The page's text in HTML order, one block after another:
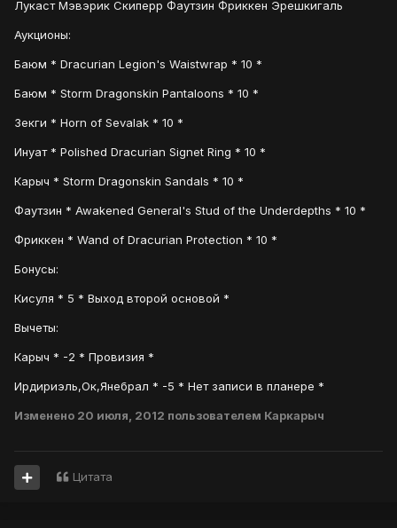
Лукаст Мэвэрик Скиперр Фаутзин Фриккен Эрешкигаль
Аукционы:
Баюм * Dracurian Legion's Waistwrap * 10 *
Баюм * Storm Dragonskin Pantaloons * 10 *
Зекги * Horn of Sevalak * 10 *
Инуат * Polished Dracurian Signet Ring * 10 *
Карыч * Storm Dragonskin Sandals * 10 *
Фаутзин * Awakened General's Stud of the Underdepths * 10 *
Фриккен * Wand of Dracurian Protection * 10 *
Бонусы:
Кисуля * 5 * Выход второй основой *
Вычеты:
Карыч * -2 * Провизия *
Ирдириэль,Ок,Янебрал * -5 * Нет записи в планере *
Изменено 20 июля, 2012 пользователем Каркарыч
Цитата